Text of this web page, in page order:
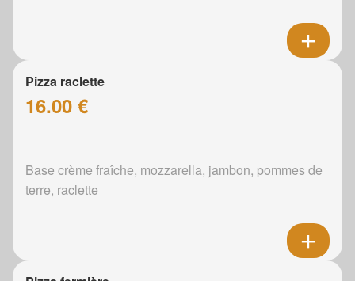
Pizza raclette
16.00 €
Base crème fraîche, mozzarella, jambon, pommes de
terre, raclette